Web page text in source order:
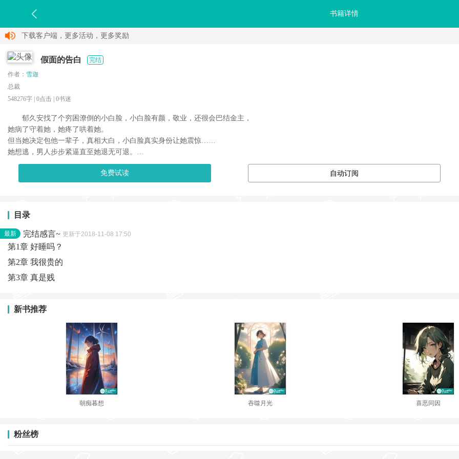
书籍详情
下载客户端，更多活动，更多奖励
假面的告白
完结
作者： 雪迦
总裁
548276字 | 0点击 | 0书迷
郁久安找了个穷困潦倒的小白脸，小白脸有颜，敬业，还很会巴结金主，
她病了守着她，她疼了哄着她。
但当她决定包他一辈子，真相大白，小白脸真实身份让她震惊……
她想逃，男人步步紧逼直至她退无可退。
免费试读
自动订阅
目录
最新 完结感言~ 更新于2018-11-08 17:50
第1章 好睡吗？
第2章 我很贵的
第3章 真是贱
新书推荐
朝痴暮想 吞噬月光 喜恶同因
粉丝榜